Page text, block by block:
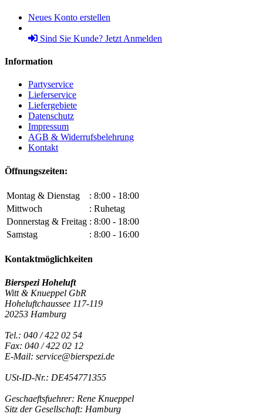
Neues Konto erstellen
Sind Sie Kunde? Jetzt Anmelden
Information
Partyservice
Lieferservice
Liefergebiete
Datenschutz
Impressum
AGB & Widerrufsbelehrung
Kontakt
Öffnungszeiten:
Montag & Dienstag
: 8:00 - 18:00
Mittwoch
: Ruhetag
Donnerstag & Freitag : 8:00 - 18:00
Samstag
: 8:00 - 16:00
Kontaktmöglichkeiten
Bierspezi Hoheluft
Witt & Knueppel GbR
Hoheluftchaussee 117-119
20253 Hamburg
Tel.: 040 / 422 02 54
Fax: 040 / 422 02 12
E-Mail: service@bierspezi.de
USt-ID-Nr.: DE454771355
Geschaeftsfuehrer: Rene Knueppel
Sitz der Gesellschaft: Hamburg